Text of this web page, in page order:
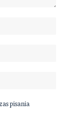
pisania